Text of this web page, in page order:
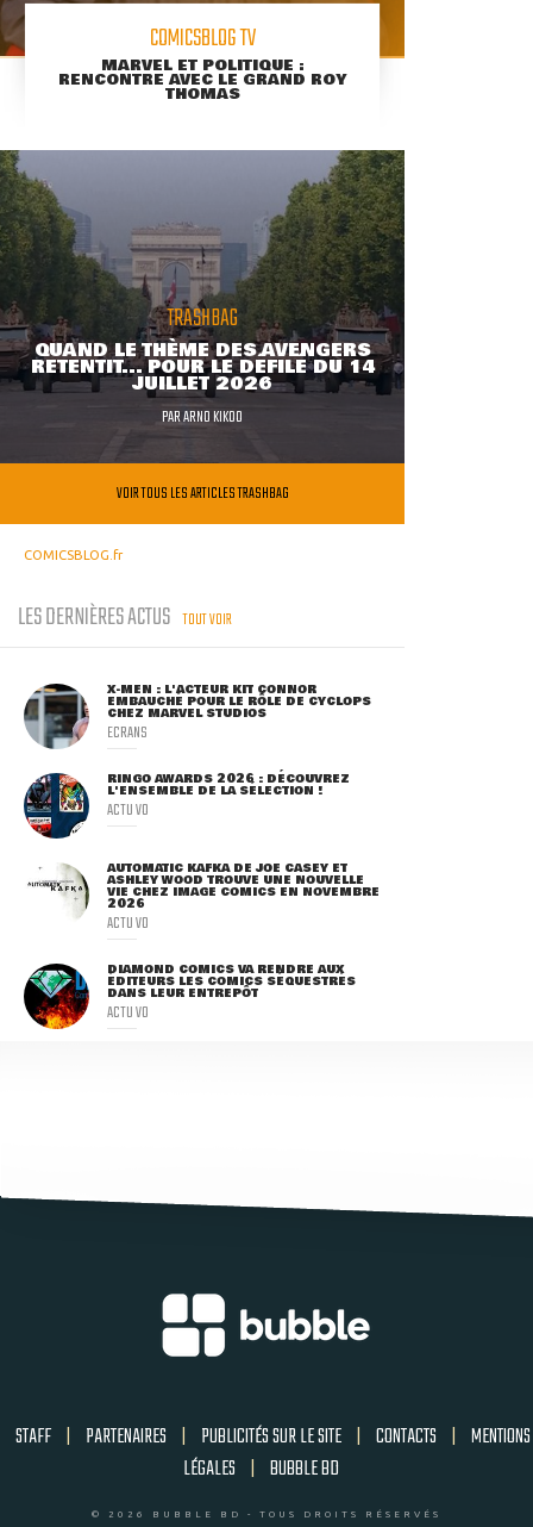
COMICSBLOG TV
MARVEL ET POLITIQUE :
RENCONTRE AVEC LE GRAND ROY
THOMAS
TRASHBAG
QUAND LE THÈME DES AVENGERS
RETENTIT... POUR LE DÉFILÉ DU 14
JUILLET 2026
PARARNO KIKOO
VOIR TOUS LES ARTICLES TRASHBAG
COMICSBLOG.fr
LES DERNIÈRES ACTUS TOUT VOIR
X-MEN : L'ACTEUR KIT CONNOR
EMBAUCHÉ POUR LE RÔLE DE CYCLOPS
CHEZ MARVEL STUDIOS
ECRANS
RINGO AWARDS 2026 : DÉCOUVREZ
L'ENSEMBLE DE LA SÉLECTION !
ACTU VO
AUTOMATIC KAFKA DE JOE CASEY ET
ASHLEY WOOD TROUVE UNE NOUVELLE
VIE CHEZ IMAGE COMICS EN NOVEMBRE
2026
ACTU VO
DIAMOND COMICS VA RENDRE AUX
ÉDITEURS LES COMICS SÉQUESTRÉS
DANS LEUR ENTREPÔT
ACTU VO
STAFF | PARTENAIRES | PUBLICITÉS SUR LE SITE | CONTACTS | MENTIONS
LÉGALES | BUBBLE BD
© 2026 BUBBLE BD - TOUS DROITS RÉSERVÉS